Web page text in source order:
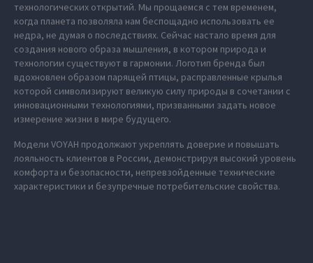
технологических открытий. Мы прощаемся с тем временем,
когда планета позволяла нам беспощадно использовать ее
недра, не думая о последствиях. Сейчас настало время для
создания нового образа мышления, в котором природа и
технологии существуют в гармонии. Логотип бренда был
вдохновлен образом парящей птицы, расправленные крылья
которой символизируют великую силу природы в сочетании с
инновационными технологиями, призванными задать новое
измерение жизни в мире будущего.
Модели VOYAH продолжают укреплять доверие и повышать
лояльность клиентов в России, демонстрируя высокий уровень
комфорта и безопасности, непревзойденные технические
характеристики и безупречные потребительские свойства.